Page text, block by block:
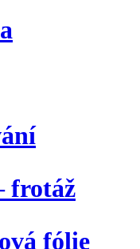
frotáž
fólie